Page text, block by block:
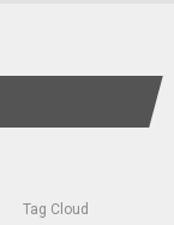
Tag Cloud